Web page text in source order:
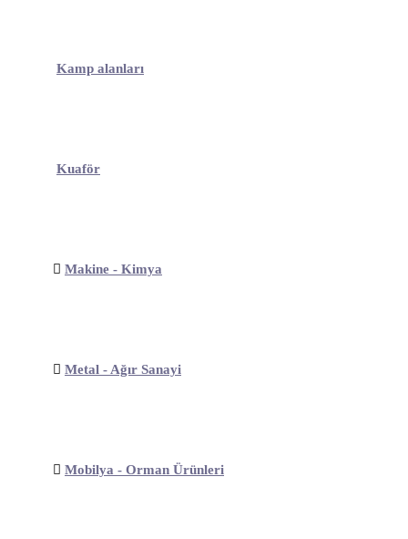
Kamp alanları
Kuaför
Makine - Kimya
Metal - Ağır Sanayi
Mobilya - Orman Ürünleri